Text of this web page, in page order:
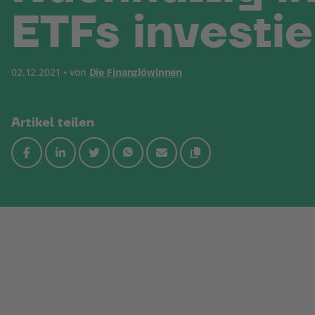
ETFs
02.12.2021 • von Die Finanzlöwinnen
Artikel teilen